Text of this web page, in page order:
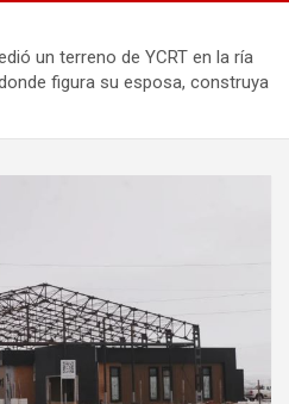
un terreno de YCRT en la ría
figura su esposa, construya